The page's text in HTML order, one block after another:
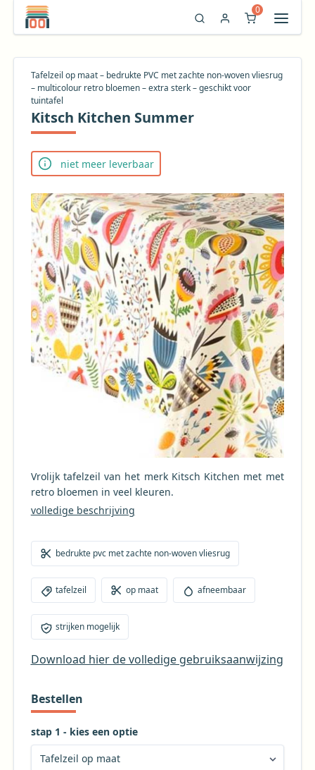
0
Tafelzeil op maat – bedrukte PVC met zachte non-woven vliesrug
– multicolour retro bloemen – extra sterk – geschikt voor
tuintafel
Kitsch Kitchen Summer
niet meer leverbaar
Vrolijk tafelzeil van het merk Kitsch Kitchen met met
retro bloemen in veel kleuren.
volledige beschrijving
bedrukte pvc met zachte non-woven vliesrug
tafelzeil op maat afneembaar
strijken mogelijk
Download hier de volledige gebruiksaanwijzing
Bestellen
stap 1 - kies een optie